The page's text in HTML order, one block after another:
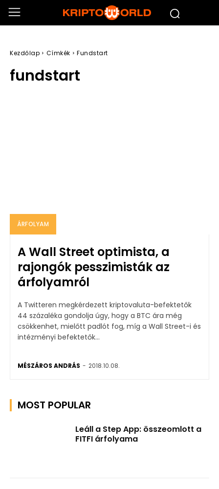
Kezdőlap Címkék Fundstart
fundstart
ÁRFOLYAM
A Wall Street optimista, a
rajongók pesszimisták az
árfolyamról
A Twitteren megkérdezett kriptovaluta-befektetők
44 százaléka gondolja úgy, hogy a BTC ára még
csökkenhet, mielőtt padlót fog, míg a Wall Street-i és
intézményi befektetők...
MÉSZÁROS ANDRÁS - 2018.10.08.
MOST POPULAR
Leáll a Step App: összeomlott a
FITFI árfolyama